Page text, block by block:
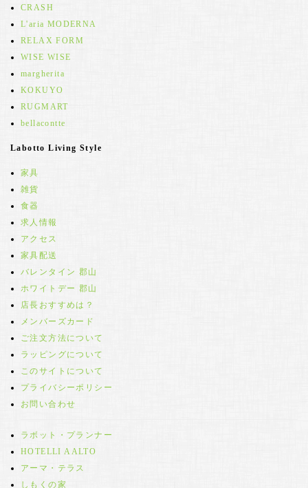
CRASH
L'aria MODERNA
RELAX FORM
WISE WISE
margherita
KOKUYO
RUGMART
bellacontte
Labotto Living Style
家具
雑貨
食器
求人情報
アクセス
家具配送
バレンタイン 郡山
ホワイトデー 郡山
店長おすすめは？
メンバーズカード
ご注文方法について
ラッピングについて
このサイトについて
プライバシーポリシー
お問い合わせ
ラボット・プランナー
HOTELLI AALTO
アーマ・テラス
しもくの家